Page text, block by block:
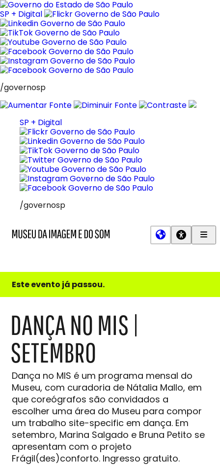
Pular
para
o
conteúdo
SP + Digital
/governosp
SP + Digital
/governosp
e
do
Este evento já passou.
DANÇA NO MIS |
SETEMBRO
Dança no MIS é um programa mensal do
Museu, com curadoria de Nátalia Mallo, em
que coreógrafos são convidados a
escolher uma área do Museu para compor
um trabalho site-specific em dança. Em
setembro, Marina Salgado e Bruna Petito se
apresentam com o projeto
Frágil(des)conforto. Ingresso gratuito.